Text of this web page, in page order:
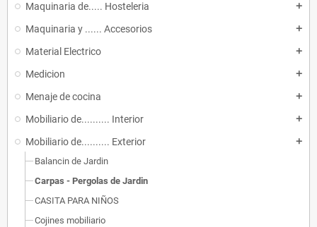
Maquinaria de..... Hosteleria add
Maquinaria y ...... Accesorios add
Material Electrico add
Medicion add
Menaje de cocina add
Mobiliario de.......... Interior add
Mobiliario de.......... Exterior add
Balancin de Jardin
Carpas - Pergolas de Jardin
CASITA PARA NIÑOS
Cojines mobiliario